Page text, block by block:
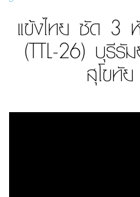
แข้งไทย ซัด 3
(TTL-26) บุรีรั
สุโขทั